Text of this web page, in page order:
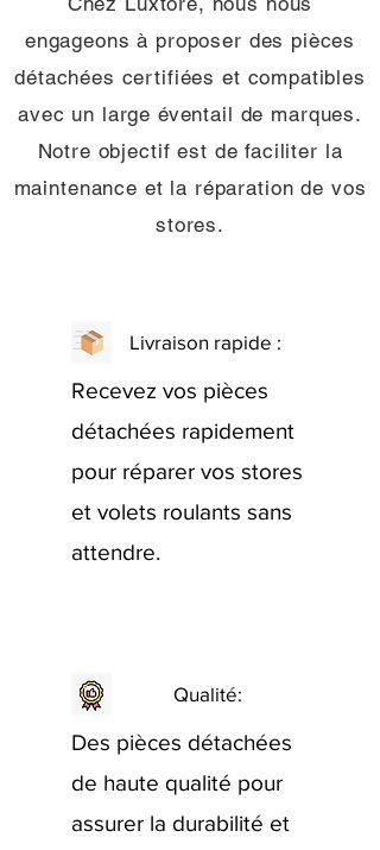
engageons à proposer des pièces
détachées certifiées et compatibles
avec un large éventail de marques.
Notre objectif est de faciliter la
maintenance et la réparation de vos
stores.
Livraison rapide :
Recevez vos pièces
détachées rapidement
pour réparer vos stores
et volets roulants sans
attendre.
Qualité:
Des pièces détachées
de haute qualité pour
assurer la durabilité et